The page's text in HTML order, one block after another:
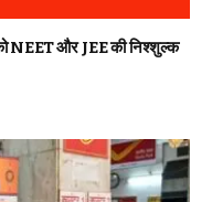
NEET और JEE की निश्शुल्क